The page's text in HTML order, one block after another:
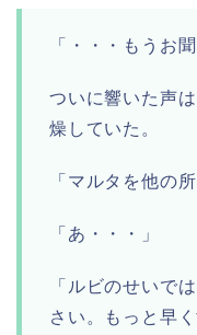
「・・・もうお
ついに響いた声
燥していた。
「マルタを他の
「あ・・・」
「ルビのせいで
さい。もっと早